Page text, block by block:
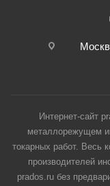
Интернет-сайт
металлорежущем
токарных работ. Весь
производителей
prados.ru без